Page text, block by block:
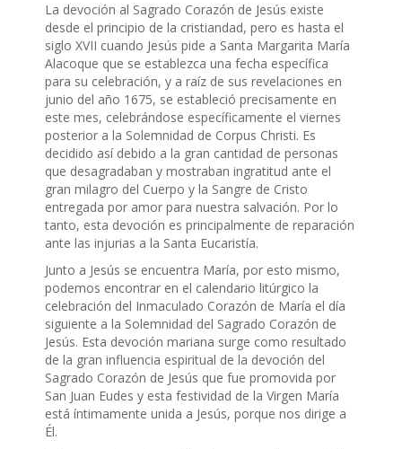
La devoción al Sagrado Corazón de Jesús existe
desde el principio de la cristiandad, pero es hasta el
siglo XVII cuando Jesús pide a Santa Margarita María
Alacoque que se establezca una fecha específica
para su celebración, y a raíz de sus revelaciones en
junio del año 1675, se estableció precisamente en
este mes, celebrándose específicamente el viernes
posterior a la Solemnidad de Corpus Christi. Es
decidido así debido a la gran cantidad de personas
que desagradaban y mostraban ingratitud ante el
gran milagro del Cuerpo y la Sangre de Cristo
entregada por amor para nuestra salvación. Por lo
tanto, esta devoción es principalmente de reparación
ante las injurias a la Santa Eucaristía.
Junto a Jesús se encuentra María, por esto mismo,
podemos encontrar en el calendario litúrgico la
celebración del Inmaculado Corazón de María el día
siguiente a la Solemnidad del Sagrado Corazón de
Jesús. Esta devoción mariana surge como resultado
de la gran influencia espiritual de la devoción del
Sagrado Corazón de Jesús que fue promovida por
San Juan Eudes y esta festividad de la Virgen María
está íntimamente unida a Jesús, porque nos dirige a
Él.